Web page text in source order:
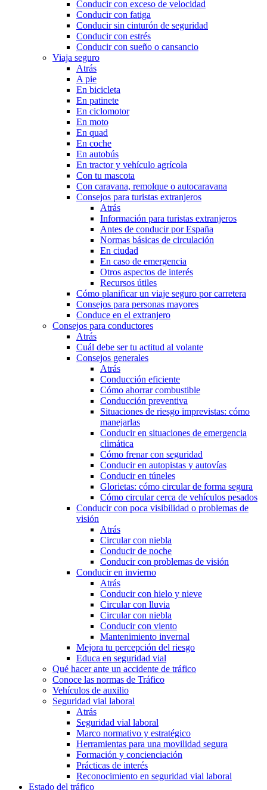
Conducir con exceso de velocidad
Conducir con fatiga
Conducir sin cinturón de seguridad
Conducir con estrés
Conducir con sueño o cansancio
Viaja seguro
Atrás
A pie
En bicicleta
En patinete
En ciclomotor
En moto
En quad
En coche
En autobús
En tractor y vehículo agrícola
Con tu mascota
Con caravana, remolque o autocaravana
Consejos para turistas extranjeros
Atrás
Información para turistas extranjeros
Antes de conducir por España
Normas básicas de circulación
En ciudad
En caso de emergencia
Otros aspectos de interés
Recursos útiles
Cómo planificar un viaje seguro por carretera
Consejos para personas mayores
Conduce en el extranjero
Consejos para conductores
Atrás
Cuál debe ser tu actitud al volante
Consejos generales
Atrás
Conducción eficiente
Cómo ahorrar combustible
Conducción preventiva
Situaciones de riesgo imprevistas: cómo
manejarlas
Conducir en situaciones de emergencia
climática
Cómo frenar con seguridad
Conducir en autopistas y autovías
Conducir en túneles
Glorietas: cómo circular de forma segura
Cómo circular cerca de vehículos pesados
Conducir con poca visibilidad o problemas de
visión
Atrás
Circular con niebla
Conducir de noche
Conducir con problemas de visión
Conducir en invierno
Atrás
Conducir con hielo y nieve
Circular con lluvia
Circular con niebla
Conducir con viento
Mantenimiento invernal
Mejora tu percepción del riesgo
Educa en seguridad vial
Qué hacer ante un accidente de tráfico
Conoce las normas de Tráfico
Vehículos de auxilio
Seguridad vial laboral
Atrás
Seguridad vial laboral
Marco normativo y estratégico
Herramientas para una movilidad segura
Formación y concienciación
Prácticas de interés
Reconocimiento en seguridad vial laboral
Estado del tráfico